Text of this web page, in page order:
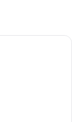
moderna con una